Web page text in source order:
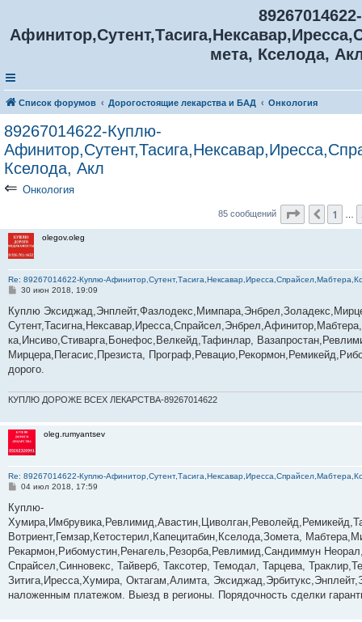
мета, Кселода,
Список форумов Дорогостоящие лекарства и БАД Онкология
89267014622-­­­­­­­­­­­Куплю-
Кселода, Акл
⇐ Онкология
85 сообщений Страница
Пред.
1
olegov.oleg
Re: 89267014622-­­­­­­­­­­­Куплю-
С
о
б
щ
е
н
и
е
30 июн 2018, 19:09
Куплю
ка,Инсиво,Стиварга,Бонефос,Велкейд,Тафинлар,
Мирцера,Пегасис,Презиста,
дорого.
КУПЛЮ ДОРОЖЕ ВСЕХ ЛЕКАРСТВА-89267014622
oleg.rumyantsev
Re: 89267014622-­­­­­­­­­­­Куплю-
С
о
б
щ
е
и
е
04 июл 2018, 17:59
Куплю-
Вотриент,Гемзар,Кетостерил,Капецитабин,Кселода,Зомета,
Рекармон,Рибомустин,Ренагель,Резорба,Ревлимид,Сандиммун
Спрайсел,Синновекс, Тайверб, Таксотер, Темодал, Тарцева,
Зитига,Иресса,Хумира, Октагам,Алимта,
наложенным платежом. Выезд в регионы. Порядочность сделки